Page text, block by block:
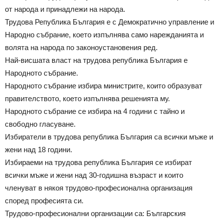
от народа и принадлежи на народа.
Трудова Република България е с Демократично управление и
Народно събрание, което изпълнява само нарежданията и
волята на народа по законоустановения ред.
Най-висшата власт на трудова република България е
Народното събрание.
Народното събрание избира министрите, които образуват
правителството, което изпълнява решенията му.
Народното събрание се избира на 4 години с тайно и
свободно гласуване.
Избиратели в трудова република България са всички мъже и
жени над 18 години.
Избираеми на трудова република България се избират
всички мъже и жени над 30-годишна възраст и които
членуват в някоя трудово-професионална организация
според професията си.
Трудово-професионални организации са: Българския